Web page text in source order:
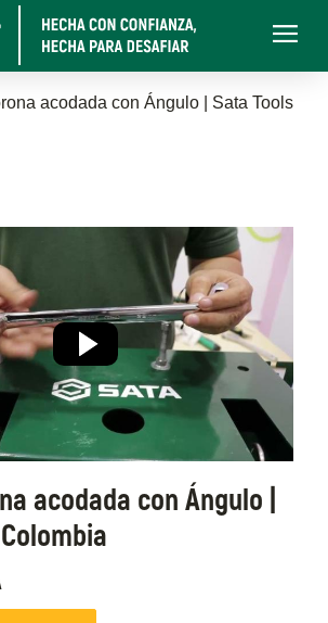
Main
acodada con Ángulo | Sata Tools
acodada con Ángulo |